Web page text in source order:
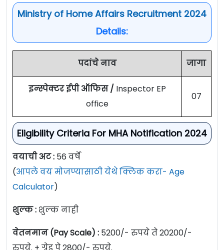
Ministry of Home Affairs Recruitment 2024
Details:
पदांचे नाव जागा
इन्स्पेक्टर ईपी ऑफिस / Inspector EP
office
07
Eligibility Criteria For MHA Notification 2024
वयाची अट : 56 वर्षे
(आपले वय मोजण्यासाठी येथे क्लिक करा- Age
Calculator)
शुल्क : शुल्क नाही
वेतनमान (Pay Scale) : 5200/- रुपये ते 20200/-